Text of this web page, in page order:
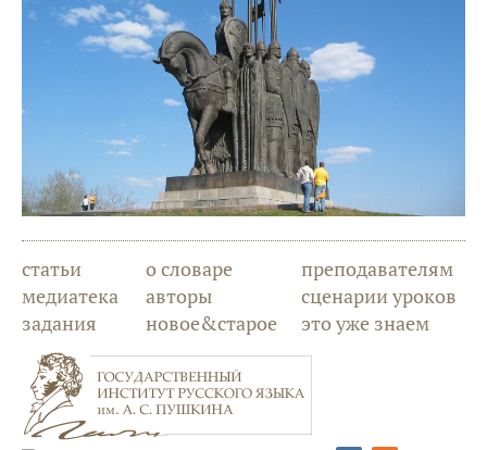
статьи
медиатека
задания
о словаре
авторы
новое&старое
преподавателям
сценарии уроков
это уже знаем